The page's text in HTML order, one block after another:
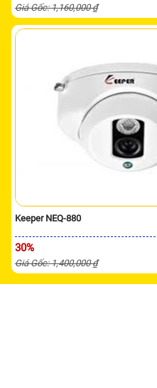
Giá Gốc: 1,160,000 ₫
Keeper NEQ-880
30%
Giá Gốc: 1,400,000 ₫